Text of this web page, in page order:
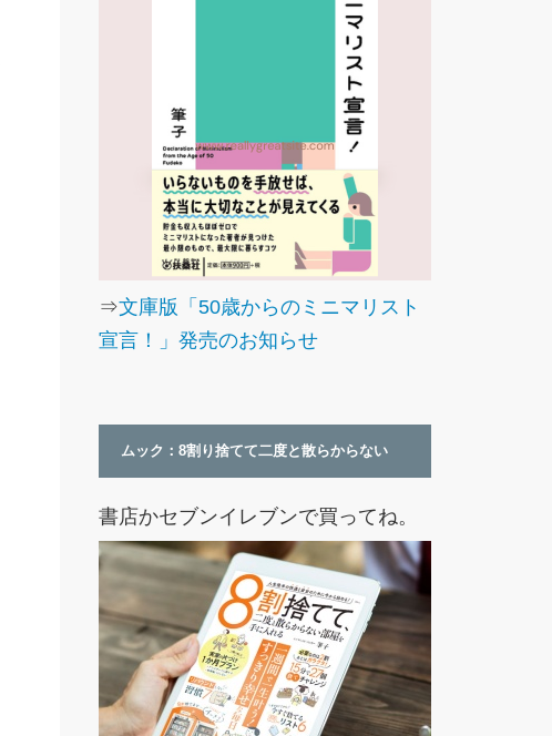
⇒文庫版「50歳からのミニマリスト
宣言！」発売のお知らせ
ムック：8割り捨てて二度と散らからない
書店かセブンイレブンで買ってね。